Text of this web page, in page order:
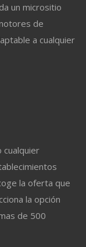
un micrositio
de
a cualquier
cualquier
la oferta que
la opción
de 500